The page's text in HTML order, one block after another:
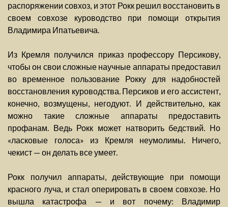
распоряжении совхоз, и этот Рокк решил восстановить в
своем совхозе куроводство при помощи открытия
Владимира Ипатьевича.
Из Кремля получился приказ профессору Персикову,
чтобы он свои сложные научные аппараты предоставил
во временное пользование Рокку для надобностей
восстановления куроводства. Персиков и его ассистент,
конечно, возмущены, негодуют. И действительно, как
можно такие сложные аппараты предоставить
профанам. Ведь Рокк может натворить бедствий. Но
«ласковые голоса» из Кремля неумолимы. Ничего,
чекист — он делать все умеет.
Рокк получил аппараты, действующие при помощи
красного луча, и стал оперировать в своем совхозе. Но
вышла катастрофа — и вот почему: Владимир